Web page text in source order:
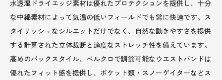
水透湿ドライエッジ素材は優れたプロテクションを提供し、十分
な中綿素材によって気温の低いフィールドでも常に快適です。ス
タイリッシュなシルエットだけでなく、自然な動きやすさを提供
する計算された立体裁断と適度なストレッチ性を備えています。
高めのバックスタイル、べルクロで調節可能なウエストバンドは
優れたフィット感を提供し、ポケット類・スノーゲイターなどス